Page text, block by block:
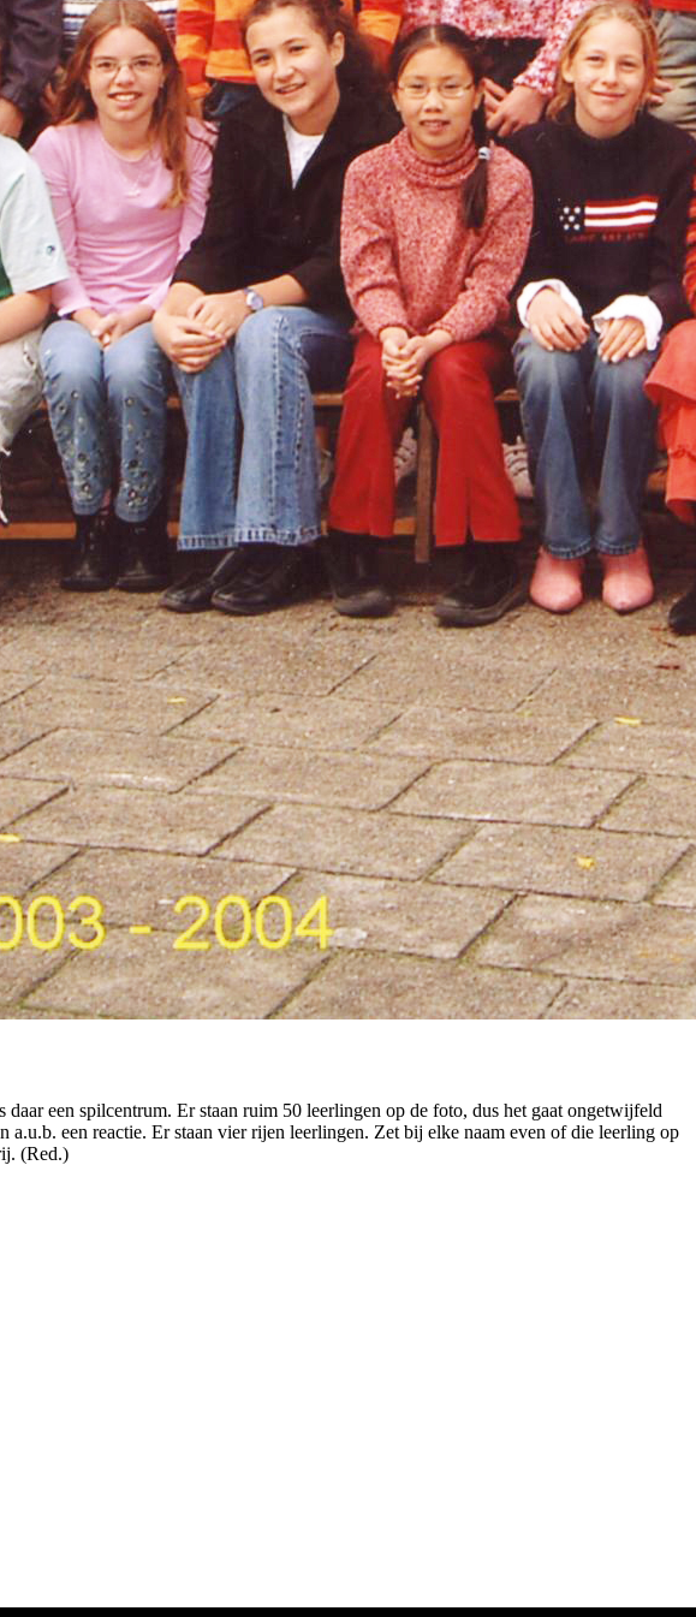
een spilcentrum. Er staan ruim 50 leerlingen op de foto, dus het gaat ongetwijfeld
een reactie. Er staan vier rijen leerlingen. Zet bij elke naam even of die leerling op
(Red.)